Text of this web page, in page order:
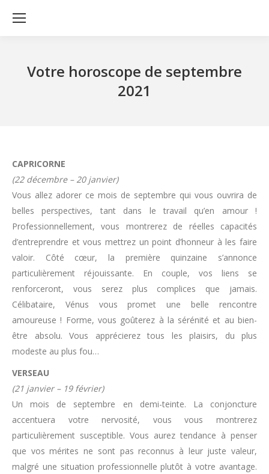
Votre horoscope de septembre
2021
CAPRICORNE
(22 décembre – 20 janvier)
Vous allez adorer ce mois de septembre qui vous ouvrira de
belles perspectives, tant dans le travail qu’en amour !
Professionnellement, vous montrerez de réelles capacités
d’entreprendre et vous mettrez un point d’honneur à les faire
valoir. Côté cœur, la première quinzaine s’annonce
particulièrement réjouissante. En couple, vos liens se
renforceront, vous serez plus complices que jamais.
Célibataire, Vénus vous promet une belle rencontre
amoureuse ! Forme, vous goûterez à la sérénité et au bien-
être absolu. Vous apprécierez tous les plaisirs, du plus
modeste au plus fou…
VERSEAU
(21 janvier – 19 février)
Un mois de septembre en demi-teinte. La conjoncture
accentuera votre nervosité, vous vous montrerez
particulièrement susceptible. Vous aurez tendance à penser
que vos mérites ne sont pas reconnus à leur juste valeur,
malgré une situation professionnelle plutôt à votre avantage.